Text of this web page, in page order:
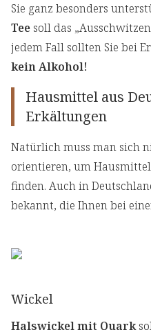
Sie ganz besonders
Tee soll das
jedem Fall sollten Sie bei
kein Alkohol!
Hausmittel aus
Erkältungen
Natürlich muss man sich
orientieren, um
finden. Auch in
bekannt, die Ihnen bei
Wickel
Halswickel mit Quark